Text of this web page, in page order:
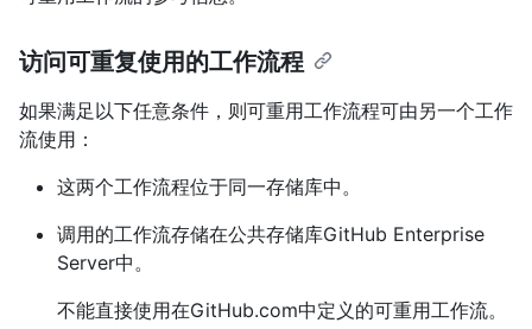
访问可重复使用的工作流程
如果满足以下任意条件，则可重用工作流程可由另一个工作
流使用：
这两个工作流程位于同一存储库中。
调用的工作流存储在公共存储库GitHub Enterprise
Server中。
不能直接使用在GitHub.com中定义的可重用工作流。